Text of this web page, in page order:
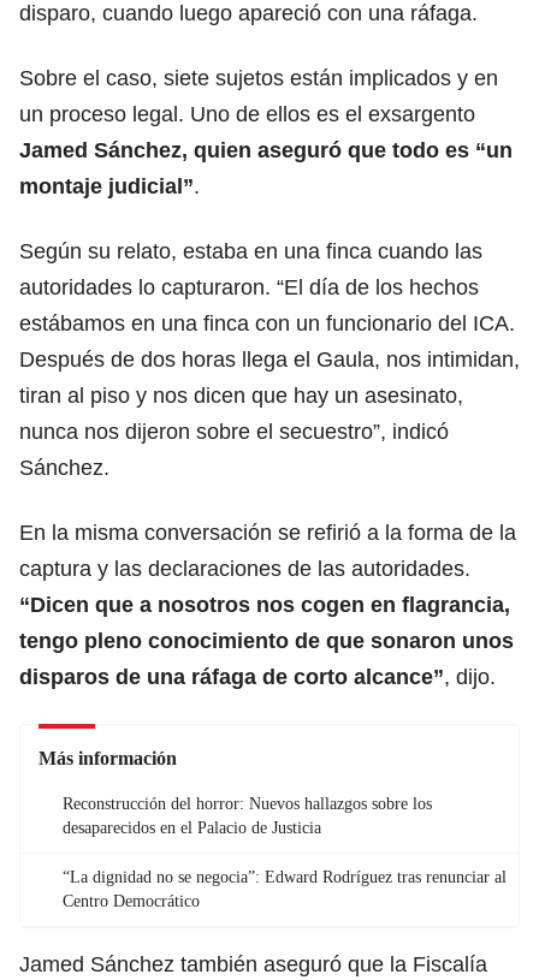
disparo, cuando luego apareció con una ráfaga.
Sobre el caso, siete sujetos están implicados y en
un proceso legal. Uno de ellos es el exsargento
Jamed Sánchez, quien aseguró que todo es “un
montaje judicial”.
Según su relato, estaba en una finca cuando las
autoridades lo capturaron. “El día de los hechos
estábamos en una finca con un funcionario del ICA.
Después de dos horas llega el Gaula, nos intimidan,
tiran al piso y nos dicen que hay un asesinato,
nunca nos dijeron sobre el secuestro”, indicó
Sánchez.
En la misma conversación se refirió a la forma de la
captura y las declaraciones de las autoridades.
“Dicen que a nosotros nos cogen en flagrancia,
tengo pleno conocimiento de que sonaron unos
disparos de una ráfaga de corto alcance”, dijo.
Más información
Reconstrucción del horror: Nuevos hallazgos sobre los
desaparecidos en el Palacio de Justicia
“La dignidad no se negocia”: Edward Rodríguez tras renunciar al
Centro Democrático
Jamed Sánchez también aseguró que la Fiscalía